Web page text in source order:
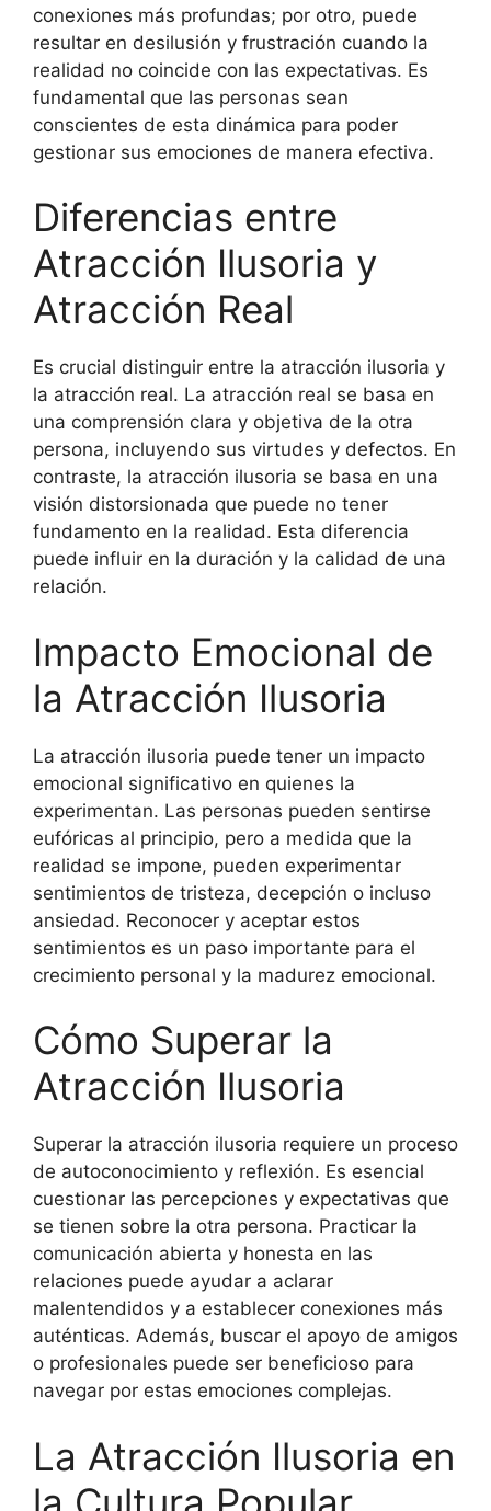
conexiones más profundas; por otro, puede
resultar en desilusión y frustración cuando la
realidad no coincide con las expectativas. Es
fundamental que las personas sean
conscientes de esta dinámica para poder
gestionar sus emociones de manera efectiva.
Diferencias entre
Atracción Ilusoria y
Atracción Real
Es crucial distinguir entre la atracción ilusoria y
la atracción real. La atracción real se basa en
una comprensión clara y objetiva de la otra
persona, incluyendo sus virtudes y defectos. En
contraste, la atracción ilusoria se basa en una
visión distorsionada que puede no tener
fundamento en la realidad. Esta diferencia
puede influir en la duración y la calidad de una
relación.
Impacto Emocional de
la Atracción Ilusoria
La atracción ilusoria puede tener un impacto
emocional significativo en quienes la
experimentan. Las personas pueden sentirse
eufóricas al principio, pero a medida que la
realidad se impone, pueden experimentar
sentimientos de tristeza, decepción o incluso
ansiedad. Reconocer y aceptar estos
sentimientos es un paso importante para el
crecimiento personal y la madurez emocional.
Cómo Superar la
Atracción Ilusoria
Superar la atracción ilusoria requiere un proceso
de autoconocimiento y reflexión. Es esencial
cuestionar las percepciones y expectativas que
se tienen sobre la otra persona. Practicar la
comunicación abierta y honesta en las
relaciones puede ayudar a aclarar
malentendidos y a establecer conexiones más
auténticas. Además, buscar el apoyo de amigos
o profesionales puede ser beneficioso para
navegar por estas emociones complejas.
La Atracción Ilusoria en
la Cultura Popular